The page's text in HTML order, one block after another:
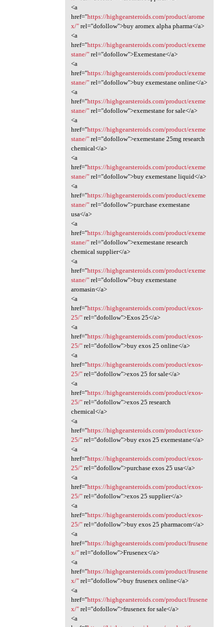
<a
href="https://highgearsteroids.com/product/arome
x/"rel="dofollow">buy aromex alpha pharma</a>
<a
href="https://highgearsteroids.com/product/exeme
stane/"rel="dofollow">Exemestane</a>
<a
href="https://highgearsteroids.com/product/exeme
stane/"rel="dofollow">buy exemestane online</a>
<a
href="https://highgearsteroids.com/product/exeme
stane/"rel="dofollow">exemestane for sale</a>
<a
href="https://highgearsteroids.com/product/exeme
stane/"rel="dofollow">exemestane 25mg research
chemical</a>
<a
href="https://highgearsteroids.com/product/exeme
stane/"rel="dofollow">buy exemestane liquid</a>
<a
href="https://highgearsteroids.com/product/exeme
stane/"rel="dofollow">purchase exemestane
usa</a>
<a
href="https://highgearsteroids.com/product/exeme
stane/"rel="dofollow">exemestane research
chemical supplier</a>
<a
href="https://highgearsteroids.com/product/exeme
stane/"rel="dofollow">buy exemestane
aromasin</a>
<a
href="https://highgearsteroids.com/product/exos-
25/"rel="dofollow">Exos 25</a>
<a
href="https://highgearsteroids.com/product/exos-
25/"rel="dofollow">buy exos 25 online</a>
<a
href="https://highgearsteroids.com/product/exos-
25/"rel="dofollow">exos 25 for sale</a>
<a
href="https://highgearsteroids.com/product/exos-
25/"rel="dofollow">exos 25 research
chemical</a>
<a
href="https://highgearsteroids.com/product/exos-
25/"rel="dofollow">buy exos 25 exemestane</a>
<a
href="https://highgearsteroids.com/product/exos-
25/"rel="dofollow">purchase exos 25 usa</a>
<a
href="https://highgearsteroids.com/product/exos-
25/"rel="dofollow">exos 25 supplier</a>
<a
href="https://highgearsteroids.com/product/exos-
25/"rel="dofollow">buy exos 25 pharmacom</a>
<a
href="https://highgearsteroids.com/product/frusene
x/"rel="dofollow">Frusenex</a>
<a
href="https://highgearsteroids.com/product/frusene
x/"rel="dofollow">buy frusenex online</a>
<a
href="https://highgearsteroids.com/product/frusene
x/"rel="dofollow">frusenex for sale</a>
<a